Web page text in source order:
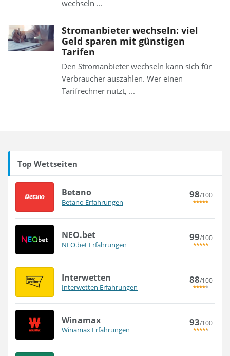
wechseln ...
Stromanbieter wechseln: viel
Geld sparen mit günstigen
Tarifen
Den Stromanbieter wechseln kann sich für
Verbraucher auszahlen. Wer einen
Tarifrechner nutzt, ...
Top Wettseiten
Betano
Betano Erfahrungen
98/100
NEO.bet
NEO.bet Erfahrungen
99/100
Interwetten
Interwetten Erfahrungen
88/100
Winamax
Winamax Erfahrungen
93/100